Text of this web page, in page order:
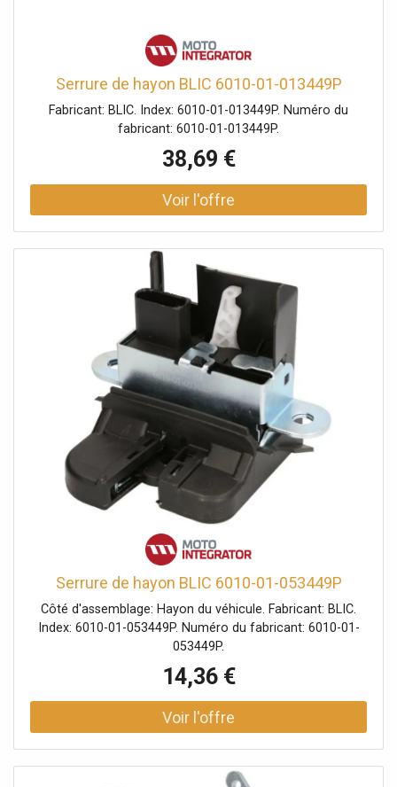
Serrure de hayon BLIC 6010-01-013449P
Fabricant: BLIC. Index: 6010-01-013449P. Numéro du
fabricant: 6010-01-013449P.
38,69 €
Serrure de hayon BLIC 6010-01-053449P
Côté d'assemblage: Hayon du véhicule. Fabricant: BLIC.
Index: 6010-01-053449P. Numéro du fabricant: 6010-01-
053449P.
14,36 €